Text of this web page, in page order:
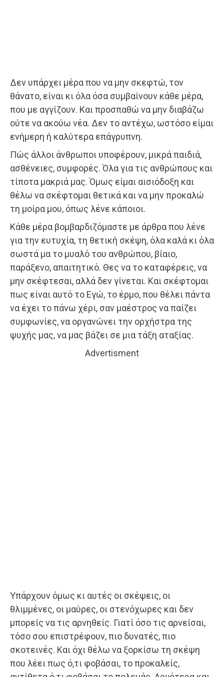
Δεν υπάρχει μέρα που να μην σκεφτώ, τον
θάνατο, είναι κι όλα όσα συμβαίνουν κάθε μέρα,
που με αγγίζουν. Και προσπαθώ να μην διαβάζω
ούτε να ακούω νέα. Δεν το αντέχω, ωστόσο είμαι
ενήμερη ή καλύτερα επάγρυπνη.
Πώς άλλοι άνθρωποι υποφέρουν, μικρά παιδιά,
ασθένειες, συμφορές. Όλα για τις ανθρώπους και
τίποτα μακριά μας. Όμως είμαι αισιόδοξη και
θέλω να σκέφτομαι θετικά και να μην προκαλώ
τη μοίρα μου, όπως λένε κάποιοι.
Κάθε μέρα βομβαρδιζόμαστε με άρθρα που λένε
για την ευτυχία, τη θετική σκέψη, όλα καλά κι όλα
σωστά μα το μυαλό του ανθρώπου, βίαιο,
παράξενο, απαιτητικό. Θες να το καταφέρεις, να
μην σκέφτεσαι, αλλά δεν γίνεται. Και σκέφτομαι
πως είναι αυτό το Εγώ, το έρμο, που θέλει πάντα
να έχει το πάνω χέρι, σαν μαέστρος να παίζει
συμφωνίες, να οργανώνει την ορχήστρα της
ψυχής μας, να μας βάζει σε μια τάξη αταξίας.
Advertisment
Υπάρχουν όμως κι αυτές οι σκέψεις, οι
θλιμμένες, οι μαύρες, οι στενόχωρες και δεν
μπορείς να τις αρνηθείς. Γιατί όσο τις αρνείσαι,
τόσο σου επιστρέφουν, πιο δυνατές, πιο
σκοτεινές. Και όχι θέλω να ξορκίσω τη σκέψη
που λέει πως ό,τι φοβάσαι, το προκαλείς,